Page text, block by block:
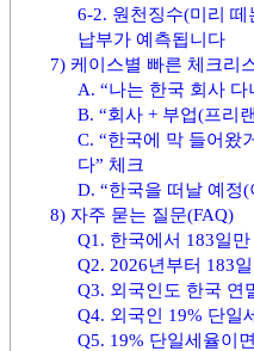
6-2. 원천징수(미리
납부가 예측됩니다
7) 케이스별 빠른 체크리
A. “나는 한국 회사
B. “회사 + 부업(프리
C. “한국에 막 들어왔
다” 체크
D. “한국을 떠날 예정
8) 자주 묻는 질문(FAQ)
Q1. 한국에서 183일
Q2. 2026년부터 183
Q3. 외국인도 한국 연
Q4. 외국인 19% 단일
Q5. 19% 단일세율이